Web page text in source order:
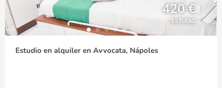
420 €
ESTUDIO
Estudio en alquiler en Avvocata, Nápoles